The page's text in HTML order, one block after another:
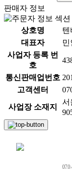
판매자 정보
상호명
텐
대표자
민
사업자 등록 번
호
통신판매업번호
고객센터
사업장 소재지
서